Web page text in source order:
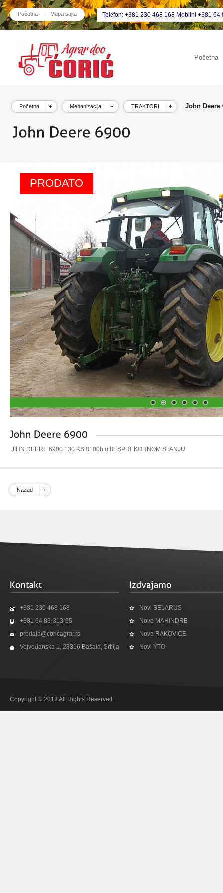
Početna Mapa sajta Telefon: +381 230 468 168 Mobilni +381 64
Početna
Početna Mehanizacija TRAKTORI John Deere
PRODATO
JIHN DEERE 6900 130 KS 8100h u BESPREKORNOM STANJU
Nazad
+381 230 468 168
+381 64 88-313-95
prodaja@coricagrar.rs
Vojvođanska 1, 23316 Bašaid, Srbija
Novi BELARUS
Nove MAHINDRE
Nove RAKOVICE
Novi YTO
Copyright © 2012 All Rights Reserved.